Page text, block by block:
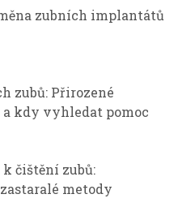
zubních implantátů
zubů: Přirozené
kdy vyhledat pomoc
čištění zubů:
metody